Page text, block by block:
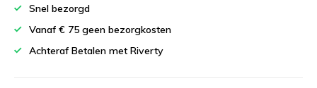
Snel bezorgd
Vanaf € 75 geen bezorgkosten
Achteraf Betalen met Riverty